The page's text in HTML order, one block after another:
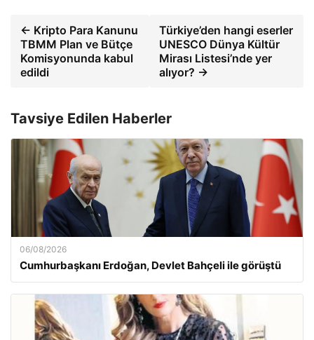
← Kripto Para Kanunu
TBMM Plan ve Bütçe
Komisyonunda kabul
edildi
Türkiye’den hangi eserler
UNESCO Dünya Kültür
Mirası Listesi’nde yer
alıyor? →
Tavsiye Edilen Haberler
06/08/2026
Cumhurbaşkanı Erdoğan, Devlet Bahçeli ile görüştü